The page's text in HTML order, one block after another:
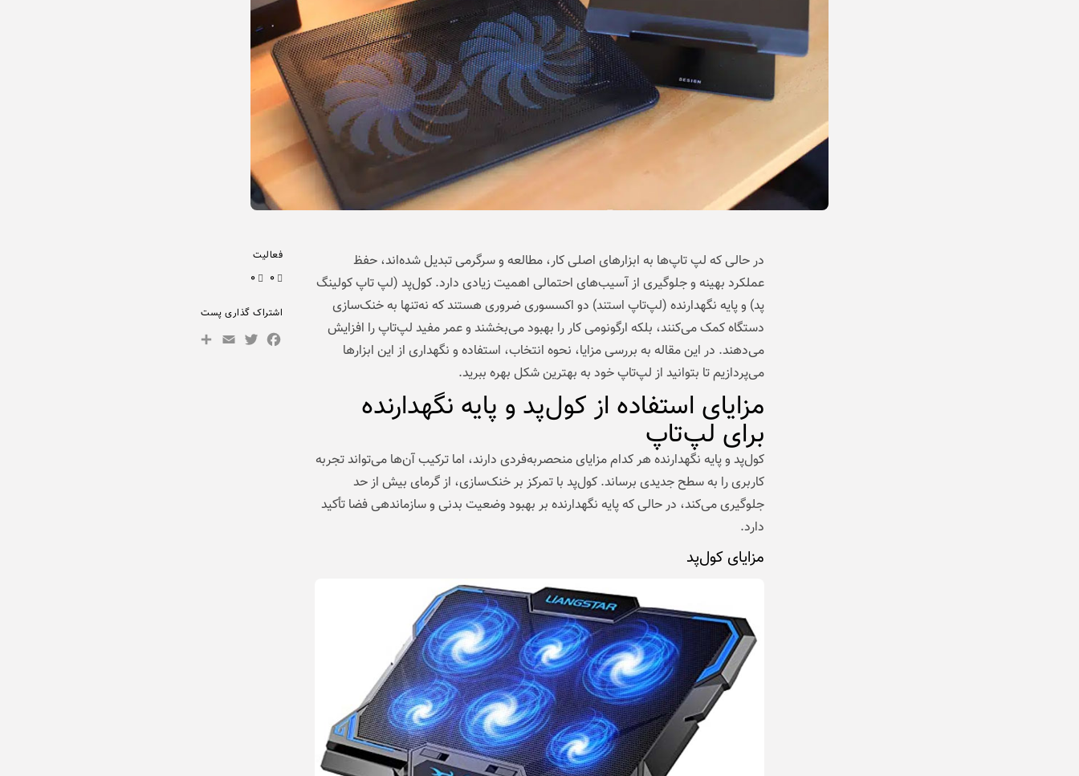
در حالی که لپ‌ تاپ‌ها به ابزارهای اصلی کار، مطالعه و سرگرمی تبدیل شده‌اند، حفظ
عملکرد بهینه و جلوگیری از آسیب‌های احتمالی اهمیت زیادی دارد. کول‌پد (لپ‌ تاپ کولینگ
پد) و پایه نگهدارنده (لپ‌تاپ استند) دو اکسسوری ضروری هستند که نه‌تنها به خنک‌سازی
دستگاه کمک می‌کنند، بلکه ارگونومی کار را بهبود می‌بخشند و عمر مفید لپ‌تاپ را افزایش
می‌دهند. در این مقاله به بررسی مزایا، نحوه انتخاب، استفاده و نگهداری از این ابزارها
می‌پردازیم تا بتوانید از لپ‌تاپ خود به بهترین شکل بهره ببرید.
مزایای استفاده از کول‌پد و پایه نگهدارنده
برای لپ‌تاپ
کول‌پد و پایه نگهدارنده هر کدام مزایای منحصربه‌فردی دارند، اما ترکیب آن‌ها می‌تواند تجربه
کاربری را به سطح جدیدی برساند. کول‌پد با تمرکز بر خنک‌سازی، از گرمای بیش از حد
جلوگیری می‌کند، در حالی که پایه نگهدارنده بر بهبود وضعیت بدنی و سازماندهی فضا تأکید
دارد.
مزایای کول‌پد
فعالیت
۰ ۰
اشتراک گذاری پست
Facebook
Twitter
Email
Share